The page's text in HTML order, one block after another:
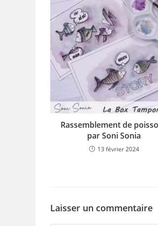
Rassemblement de
par Soni Sonia
13 février 2024
Laisser un commentaire